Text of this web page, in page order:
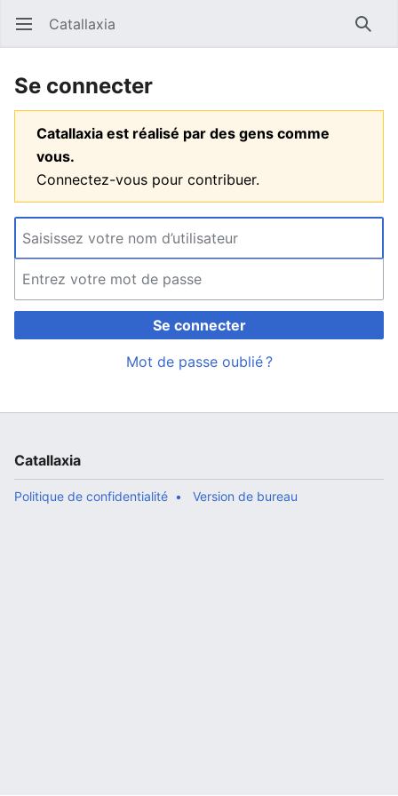
Ouvrir le menu principal Catallaxia
Se connecter
Catallaxia est réalisé par des gens comme
vous.
Connectez-vous pour contribuer.
Se connecter
Mot de passe oublié ?
Catallaxia
Politique de confidentialité Version de bureau